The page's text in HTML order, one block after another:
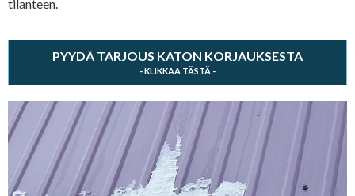
tilanteen.
PYYDÄ TARJOUS KATON KORJAUKSESTA